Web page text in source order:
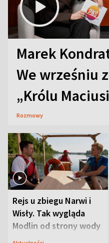
Marek
We wrześniu
„Królu
Rozmowy
Rejs u zbiegu Narwi i
Wisły. Tak wygląda
Modlin od strony wody